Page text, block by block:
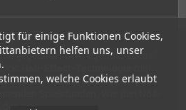
für einige Funktionen Cookies,
helfen uns, unser
welche Cookies erlaubt
kein Drift
gegenüber dem legendär schnell
Das bedeutet präzise, driftfreie
Spielstunden. Wer den N64-
ist.